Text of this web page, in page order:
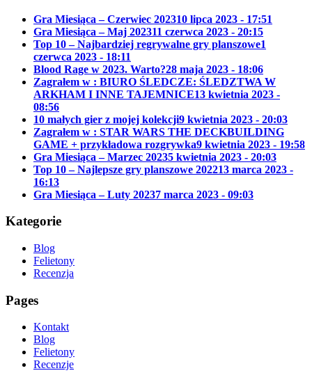
Gra Miesiąca – Czerwiec 202310 lipca 2023 - 17:51
Gra Miesiąca – Maj 202311 czerwca 2023 - 20:15
Top 10 – Najbardziej regrywalne gry planszowe1
czerwca 2023 - 18:11
Blood Rage w 2023. Warto?28 maja 2023 - 18:06
Zagrałem w : BIURO ŚLEDCZE: ŚLEDZTWA W
ARKHAM I INNE TAJEMNICE13 kwietnia 2023 -
08:56
10 małych gier z mojej kolekcji9 kwietnia 2023 - 20:03
Zagrałem w : STAR WARS THE DECKBUILDING
GAME + przykładowa rozgrywka9 kwietnia 2023 - 19:58
Gra Miesiąca – Marzec 20235 kwietnia 2023 - 20:03
Top 10 – Najlepsze gry planszowe 202213 marca 2023 -
16:13
Gra Miesiąca – Luty 20237 marca 2023 - 09:03
Kategorie
Blog
Felietony
Recenzja
Pages
Kontakt
Blog
Felietony
Recenzje